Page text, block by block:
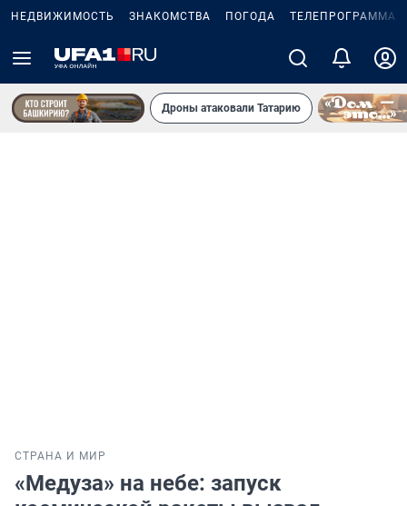
НЕДВИЖИМОСТЬ ЗНАКОМСТВА ПОГОДА ТЕЛЕПРОГРАММА
Дроны атаковали Татарию
СТРАНА И МИР
«Медуза» на небе: запуск